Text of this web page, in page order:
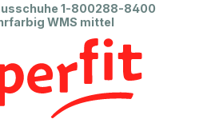
1-800288-8400
WMS mittel